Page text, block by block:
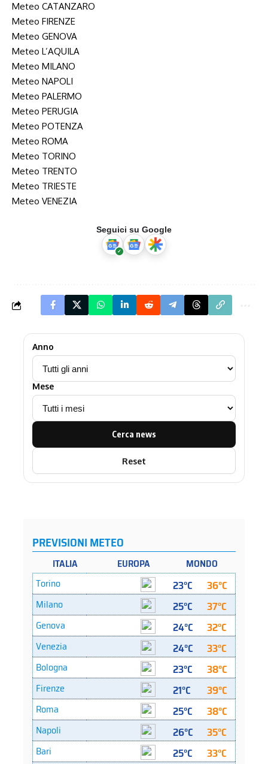
Meteo CATANZARO
Meteo FIRENZE
Meteo GENOVA
Meteo L’AQUILA
Meteo MILANO
Meteo NAPOLI
Meteo PALERMO
Meteo PERUGIA
Meteo POTENZA
Meteo ROMA
Meteo TORINO
Meteo TRENTO
Meteo TRIESTE
Meteo VENEZIA
Seguici su Google
Anno
Mese
Cerca news
Reset